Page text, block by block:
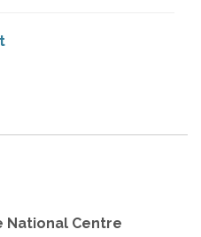
National Centre